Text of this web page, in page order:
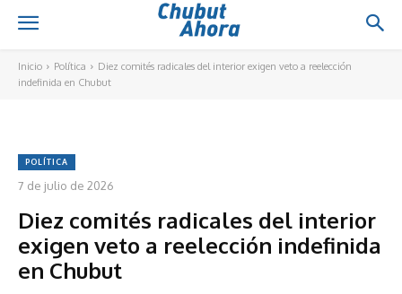
Inicio Política
Diez comités radicales del interior exigen veto a reelección
indefinida en Chubut
POLÍTICA
7 de julio de 2026
Diez comités radicales del interior
exigen veto a reelección indefinida
en Chubut